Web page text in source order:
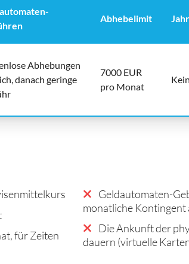
Abhebelimit
Abhebungen
danach geringe
7000 EUR
pro Monat
für Zeiten
Geldautomaten-
monatliche Kontingent
Die Ankunft der
dauern (virtuelle